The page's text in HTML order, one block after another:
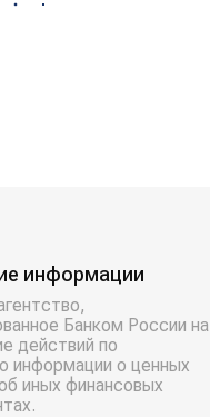
информации
Банком России на
действий по
информации о ценных
иных финансовых